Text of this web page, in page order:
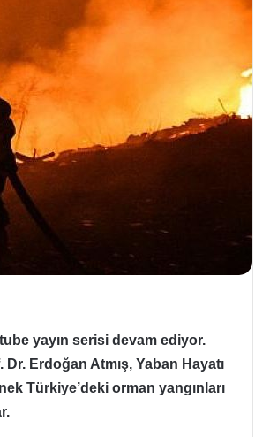
yayın serisi devam ediyor.
Erdoğan Atmış, Yaban Hayatı
Türkiye’deki orman yangınları